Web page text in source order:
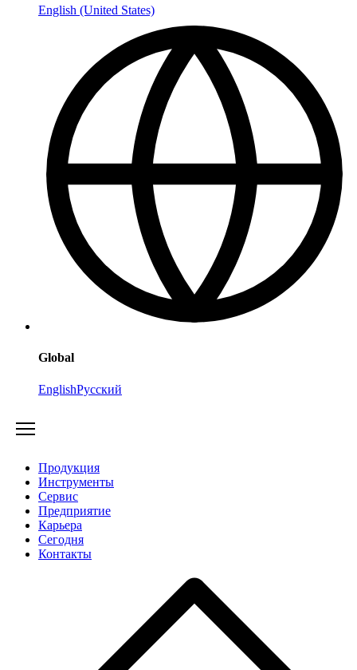
English (United States)
Global
EnglishРусский
Продукция
Инструменты
Сервис
Предприятие
Карьера
Cегодня
Контакты